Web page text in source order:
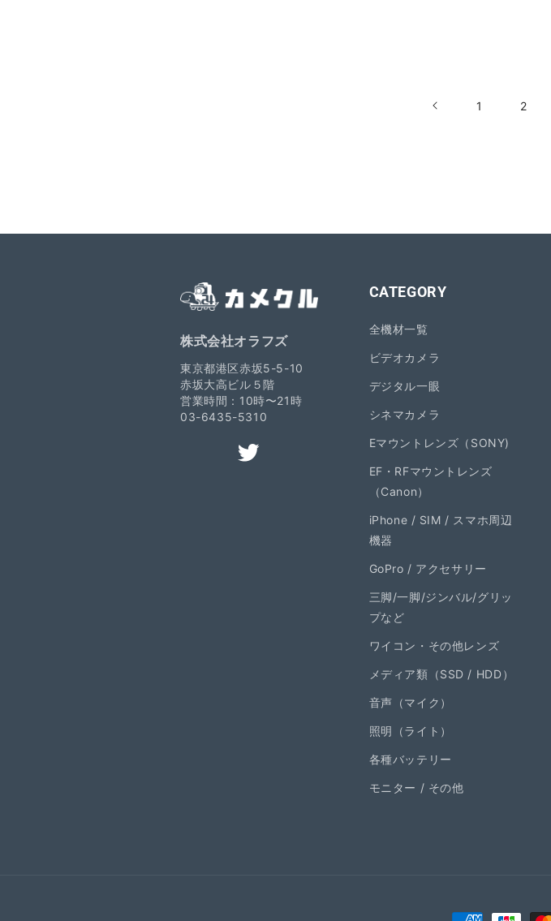
1 2
株式会社オラフズ
東京都港区赤坂5-5-10
赤坂大高ビル５階
営業時間：10時〜21時
03-6435-5310
CATEGORY
全機材一覧
ビデオカメラ
デジタル一眼
シネマカメラ
Eマウントレンズ（SONY)
EF・RFマウントレンズ
（Canon）
iPhone / SIM / スマホ周辺
機器
GoPro / アクセサリー
三脚/一脚/ジンバル/グリッ
プなど
ワイコン・その他レンズ
メディア類（SSD / HDD）
音声（マイク）
照明（ライト）
各種バッテリー
モニター / その他